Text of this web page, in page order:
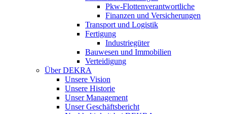
Pkw‑Flottenverantwortliche
Finanzen und Versicherungen
Transport und Logistik
Fertigung
Industriegüter
Bauwesen und Immobilien
Verteidigung
Über DEKRA
Unsere Vision
Unsere Historie
Unser Management
Unser Geschäftsbericht